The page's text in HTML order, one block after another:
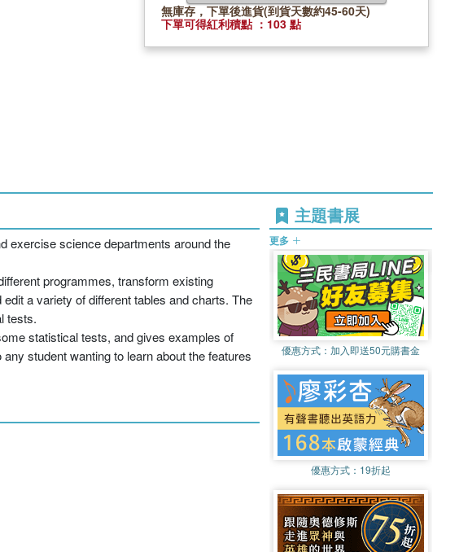
無庫存，下單後進貨(到貨天數約45-60天)
下單可得紅利積點 ：103 點
exercise science departments around the
programmes, transform existing
a variety of different tables and charts. The
tests.
statistical tests, and gives examples of
student wanting to learn about the features
主題書展
更多
優惠方式： 加入即送50元購書金
優惠方式： 19折起